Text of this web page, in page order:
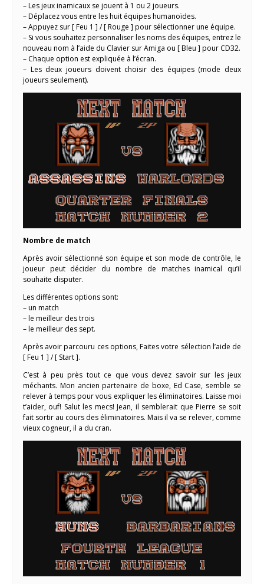
– Les jeux inamicaux se jouent à 1 ou 2 joueurs.
– Déplacez vous entre les huit équipes humanoïdes.
– Appuyez sur [ Feu 1 ] / [ Rouge ] pour sélectionner une équipe.
– Si vous souhaitez personnaliser les noms des équipes, entrez le
nouveau nom à l’aide du Clavier sur Amiga ou [ Bleu ] pour CD32.
– Chaque option est expliquée à l’écran.
– Les deux joueurs doivent choisir des équipes (mode deux
joueurs seulement).
Nombre de match
Après avoir sélectionné son équipe et son mode de contrôle, le
joueur peut décider du nombre de matches inamical qu’il
souhaite disputer.
Les différentes options sont:
– un match
– le meilleur des trois
– le meilleur des sept.
Après avoir parcouru ces options, Faites votre sélection l’aide de
[ Feu 1 ] / [ Start ].
C’est à peu près tout ce que vous devez savoir sur les jeux
méchants. Mon ancien partenaire de boxe, Ed Case, semble se
relever à temps pour vous expliquer les éliminatoires. Laisse moi
t’aider, ouf! Salut les mecs! Jean, il semblerait que Pierre se soit
fait sortir au cours des éliminatoires. Mais il va se relever, comme
vieux cogneur, il a du cran.